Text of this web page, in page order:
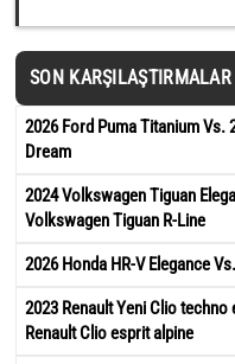
SON KARŞILAŞTIRMALAR
2026 Ford Puma Titanium Vs.
Dream
2024 Volkswagen Tiguan
Volkswagen Tiguan R-Line
2026 Honda HR-V Elegance
2023 Renault Yeni Clio
Renault Clio esprit alpine